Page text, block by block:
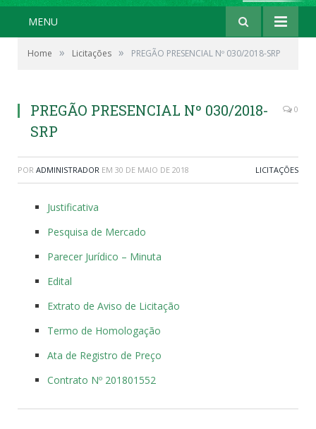
MENU
Home » Licitações » PREGÃO PRESENCIAL Nº 030/2018-SRP
PREGÃO PRESENCIAL Nº 030/2018-
SRP
0
POR ADMINISTRADOR EM 30 DE MAIO DE 2018 LICITAÇÕES
Justificativa
Pesquisa de Mercado
Parecer Jurídico – Minuta
Edital
Extrato de Aviso de Licitação
Termo de Homologação
Ata de Registro de Preço
Contrato Nº 201801552